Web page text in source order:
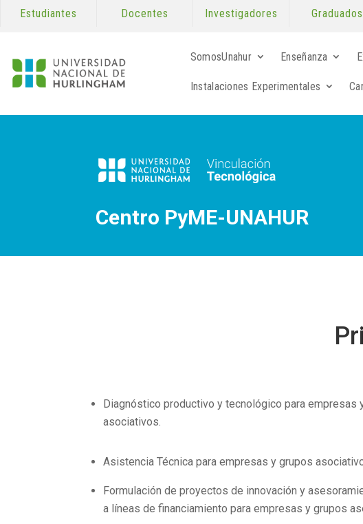
Estudiantes Docentes Investigadores Graduados
SomosUnahur Enseñanza
Instalaciones Experimentales
Centro PyME-UNAHUR
Diagnóstico productivo y tecnológico para empresas
asociativos.
Asistencia Técnica para empresas y grupos
Formulación de proyectos de innovación y
a líneas de financiamiento para empresas y grupos